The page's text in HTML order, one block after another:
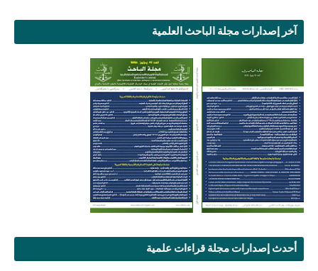
آخر إصدارات مجلة الباحث العلمية
أحدث إصدارات مجلة قراءات علمية